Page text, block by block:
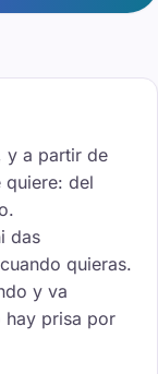
y a partir de
del
das
quieras.
y va
hay prisa por